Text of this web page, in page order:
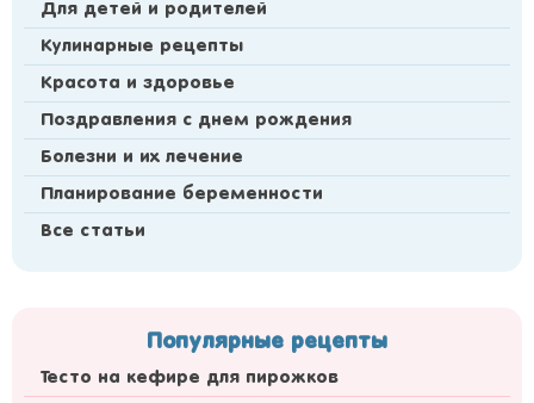
Для детей и родителей
Кулинарные рецепты
Красота и здоровье
Поздравления с днем рождения
Болезни и их лечение
Планирование беременности
Все статьи
Популярные рецепты
Тесто на кефире для пирожков